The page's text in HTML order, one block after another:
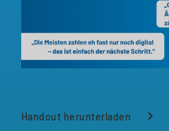
Handout herunterladen